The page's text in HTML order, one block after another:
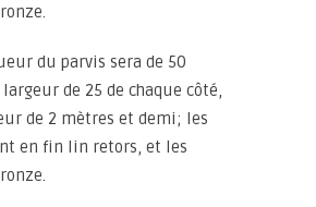
du parvis sera de 50
de 25 de chaque côté,
de 2 mètres et demi; les
en fin lin retors, et les